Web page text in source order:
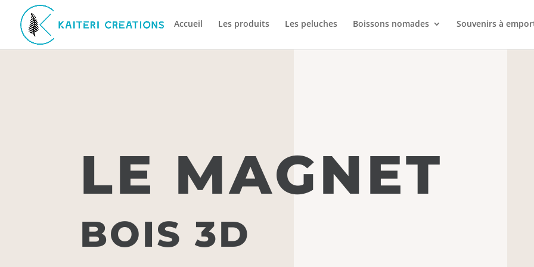
Accueil Les produits Les peluches Boissons nomades Souvenirs à
LE MAGNET
BOIS 3D